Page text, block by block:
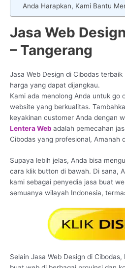
Anda Harapkan, Kami Bantu
Jasa Web
– Tangerang
Jasa Web Design di Cibodas
harga yang dapat dijangkau.
Kami ada menolong Anda untuk go
website yang berkualitas.
keyakinan customer Anda dengan
Lentera Web adalah pemecahan
Cibodas yang profesional, Amanah
Supaya lebih jelas, Anda bisa
cara klik button di bawah. Di sana,
kami sebagai penyedia jasa buat
semuanya wilayah Indonesia,
Selain Jasa Web Design di